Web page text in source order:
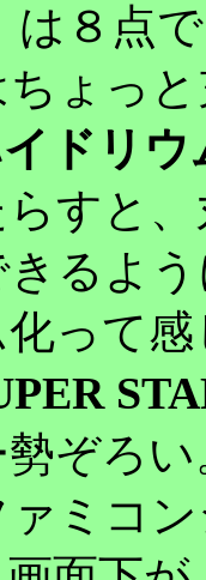
は８点
ょっ
ドリウ
すと
るよ
って
ぞろ
ミコ